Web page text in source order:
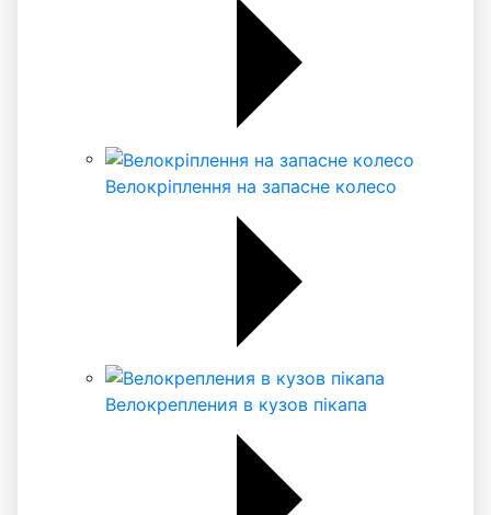
Велокріплення на запасне колесо
Велокрепления в кузов пікапа